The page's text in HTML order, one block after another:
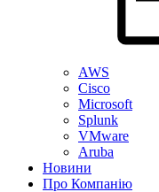
AWS
Cisco
Microsoft
Splunk
VMware
Aruba
Новини
Про Компанію